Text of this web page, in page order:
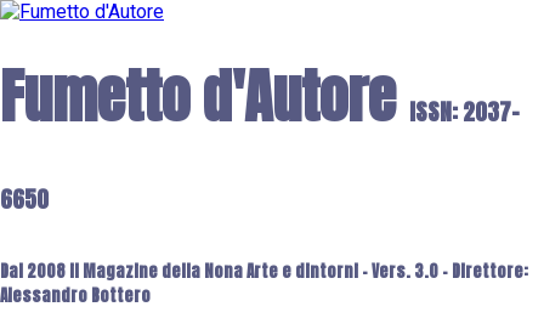
Fumetto d'Autore ISSN: 2037-
6650
Dal 2008 il Magazine della Nona Arte e dintorni - Vers. 3.0 - Direttore:
Alessandro Bottero